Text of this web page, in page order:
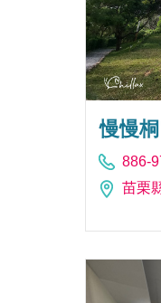
慢慢
886-
苗栗